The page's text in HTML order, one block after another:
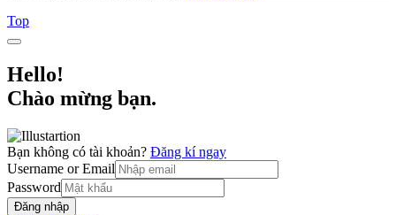
Top
Hello!
Chào mừng bạn.
Bạn không có tài khoản? Đăng kí ngay
Username or Email
Password
Đăng nhập